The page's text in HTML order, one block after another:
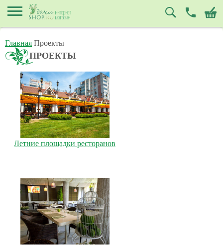
Главная Проекты
ПРОЕКТЫ
Летние площадки ресторанов